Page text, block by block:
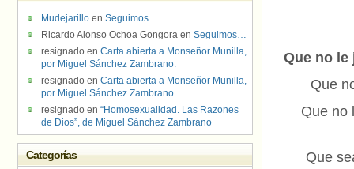
Que no le
Que
Que no
Que
Mudejarillo en Seguimos…
Ricardo Alonso Ochoa Gongora en Seguimos…
resignado en Carta abierta a Monseñor Munilla,
por Miguel Sánchez Zambrano.
resignado en Carta abierta a Monseñor Munilla,
por Miguel Sánchez Zambrano.
resignado en “Homosexualidad. Las Razones
de Dios”, de Miguel Sánchez Zambrano
Categorías